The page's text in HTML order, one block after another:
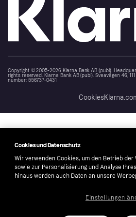
Copyright © 2005-2026 Klarna Bank AB (publ).
rights reserved. Klarna Bank AB (publ). Sveavägen 46,
number: 556737-0431
Cookies
Cookies und Datenschutz
Wir verwenden Cookies, um den Betrieb der
sowie zur Personalisierung und Analyse
hinaus werden auch Daten an unsere
Einstellungen